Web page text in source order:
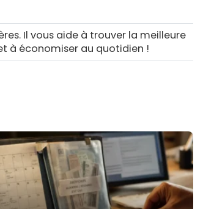
Il vous aide à trouver la meilleure
à économiser au quotidien !